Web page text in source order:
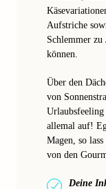
Aufstriche
Schlemmer
können.
Über den
von
allemal auf!
Magen, so
von den
Deine